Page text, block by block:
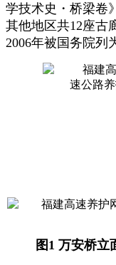
学技术史・桥梁卷
其他地区共12座古
2006年被国务院列
图 1 万安